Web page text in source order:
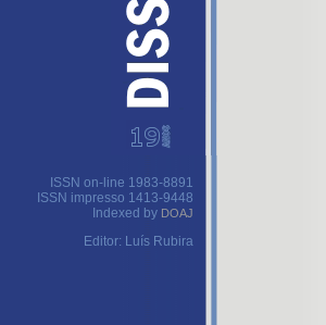
ISSN on-line 1983-8891
ISSN impresso 1413-9448
Indexed by DOAJ
Editor: Luís Rubira